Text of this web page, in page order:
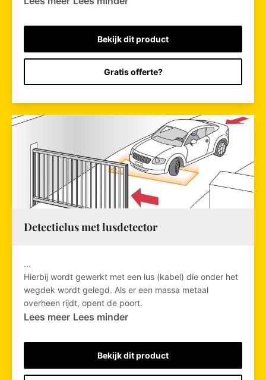
Bekijk dit product
Gratis offerte?
Detectielus met lusdetector
...
Hierbij wordt gewerkt met een lus (kabel) die onder het
wegdek wordt gelegd. Als er een massa metaal
overheen rijdt, opent de poort.
Lees meer Lees minder
Bekijk dit product